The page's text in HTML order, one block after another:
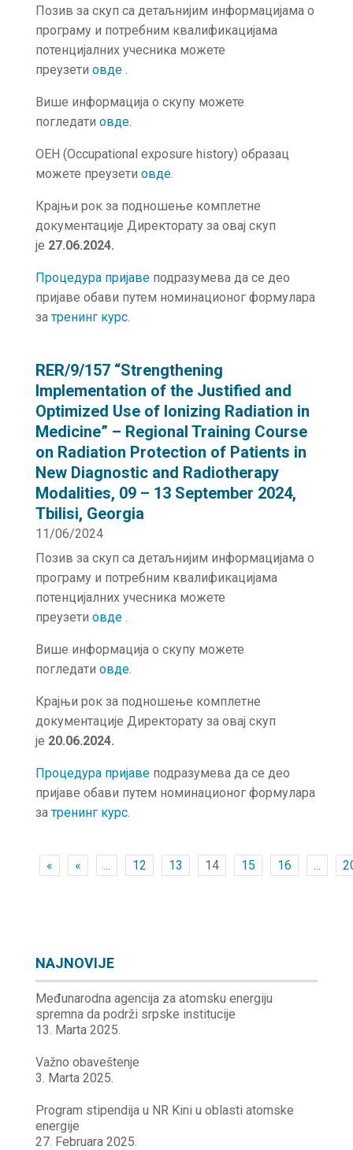
Позив за скуп са детаљнијим информацијама о
програму и потребним квалификацијама
потенцијалних учесника можете
преузети овде .
Више информација о скупу можете
погледати овде.
OEH (Occupational exposure history) образац
можете преузети овде.
Крајњи рок за подношење комплетне
документације Директорату за овај скуп
је 27.06.2024.
Процедура пријавеподразумева да се део
пријаве обави путем номинационог формулара
затренинг курс.
RER/9/157 “Strengthening
Implementation of the Justified and
Optimized Use of Ionizing Radiation in
Medicine” – Regional Training Course
on Radiation Protection of Patients in
New Diagnostic and Radiotherapy
Modalities, 09 – 13 September 2024,
Tbilisi, Georgia
11/06/2024
Позив за скуп са детаљнијим информацијама о
програму и потребним квалификацијама
потенцијалних учесника можете
преузети овде .
Више информација о скупу можете
погледати овде.
Крајњи рок за подношење комплетне
документације Директорату за овај скуп
је 20.06.2024.
Процедура пријавеподразумева да се део
пријаве обави путем номинационог формулара
затренинг курс.
« « ... 12 13 14 15 16 ...
NAJNOVIJE
Međunarodna agencija za atomsku energiju
spremna da podrži srpske institucije
13. Marta 2025.
Važno obaveštenje
3. Marta 2025.
Program stipendija u NR Kini u oblasti atomske
energije
27. Februara 2025.